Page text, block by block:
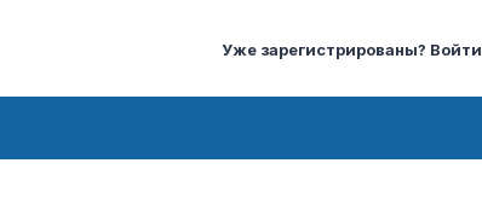
Уже зарегистрированы? Войти